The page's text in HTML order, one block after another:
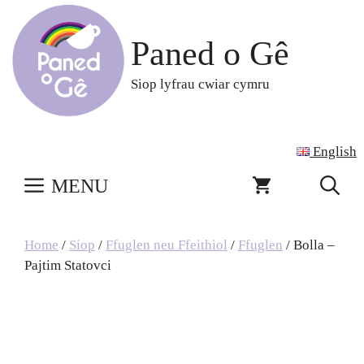
content
Paned o Gê
Siop lyfrau cwiar cymru
English
MENU
Home / Siop / Ffuglen neu Ffeithiol / Ffuglen / Bolla –
Pajtim Statovci